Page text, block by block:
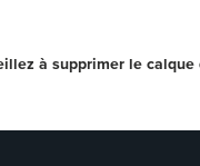
à supprimer le